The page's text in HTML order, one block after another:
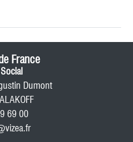
France
Dumont
69 00